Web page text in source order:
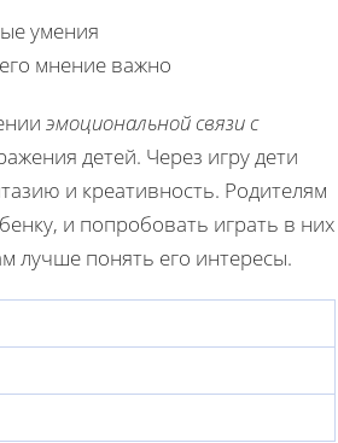
умения
мнение важно
эмоциональной связи с
детей. Через игру дети
и креативность. Родителям
и попробовать играть в них
лучше понять его интересы.